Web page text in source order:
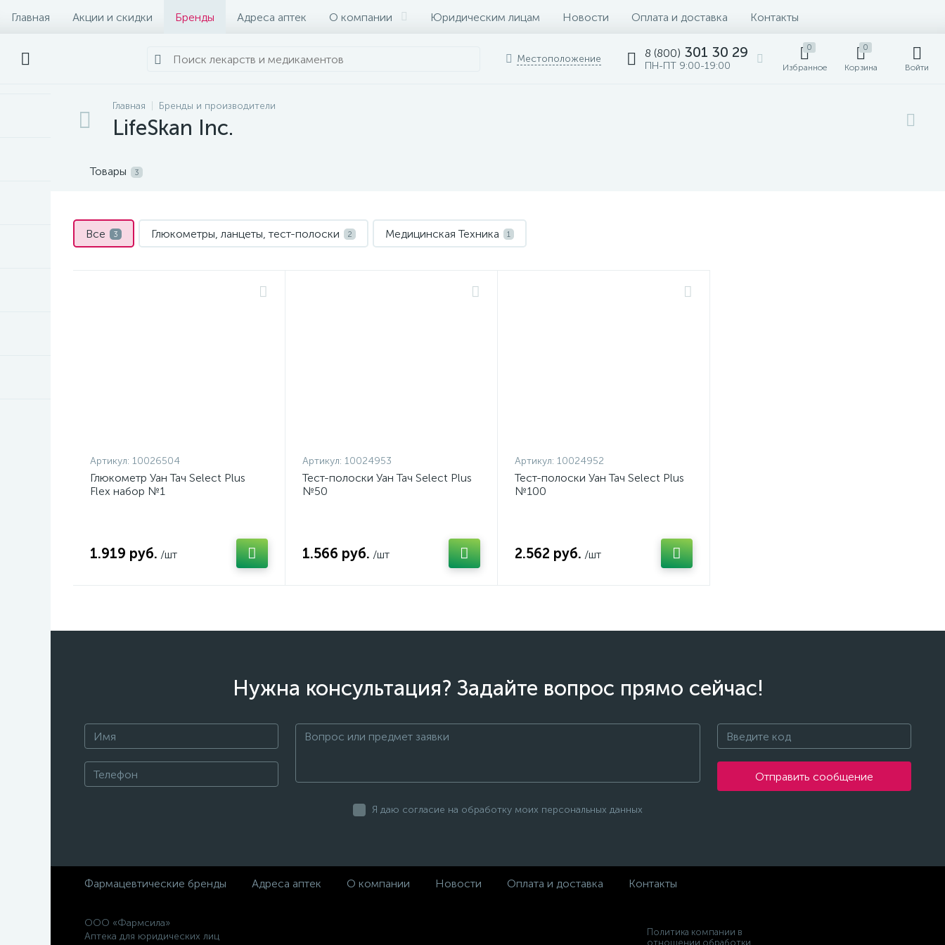
Главная Акции и скидки Бренды Адреса аптек О компании Юридическим лицам Новости Оплата и доставка Контакты
Местоположение 8 (800) 301 30 29
ПН-ПТ 9:00-19:00
0
Избранное
0
Корзина Войти
Главная Бренды и производители
LifeSkan Inc.
Товары 3
Все 3 Глюкометры, ланцеты, тест-полоски 2 Медицинская Техника 1
Артикул: 10026504
Глюкометр Уан Тач Select Plus
Flex набор №1
1.919 руб. /шт
Артикул: 10024953
Тест-полоски Уан Тач Select Plus
№50
1.566 руб. /шт
Артикул: 10024952
Тест-полоски Уан Тач Select Plus
№100
2.562 руб. /шт
Нужна консультация? Задайте вопрос прямо сейчас!
Отправить сообщение
Я даю согласие на обработку моих персональных данных
Фармацевтические бренды Адреса аптек О компании Новости Оплата и доставка Контакты
ООО «Фармсила»
Аптека для юридических лиц
Политика компании в
отношении обработки